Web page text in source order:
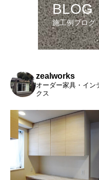
BLOG
施工例ブログ
zealworks
オーダー家具・イン
クス